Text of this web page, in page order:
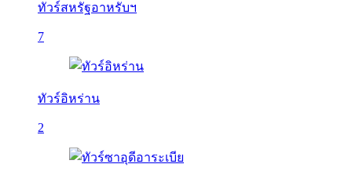
ทัวร์สหรัฐอาหรับฯ
7
ทัวร์อิหร่าน
2